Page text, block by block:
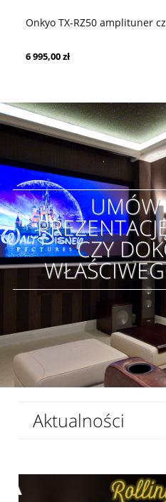
Onkyo TX-RZ50 amplituner
6 995,00 zł
UMÓW
CZY
Aktualności